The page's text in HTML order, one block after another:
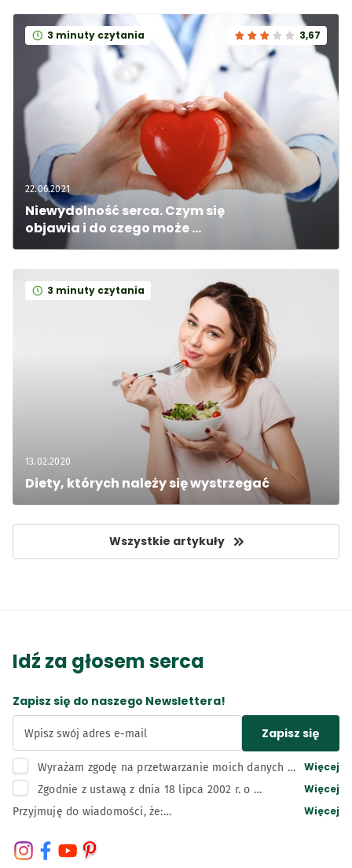
22.06.2021
Niewydolność serca. Czym się
objawia i do czego może
doprowadzić?
3 minuty czytania 3,67
13.02.2020
Diety, których należy się wystrzegać
3 minuty czytania
Wszystkie artykuły
Idź za głosem serca
Zapisz się do naszego Newslettera!
Wpisz swój adres e-mail Zapisz się
Wyrażam zgodę na przetwarzanie moich danych
osobowych, tj. adresu e-mail, przez administratora
celu związanym z działaniami marketingowymi
Więcej
Zgodnie z ustawą z dnia 18 lipca 2002 r. o
świadczeniu usług drogą elektroniczną wyrażam
przesyłanych przez Bunge Polska sp. z o.o. z
siedzibą w Kruszwicy drogą elektroniczną (e-mail,
Więcej
Przyjmuję do wiadomości, że:
Polska Spółka z ograniczoną odpowiedzialnością z
siedzibą w Kruszwicy, adres: 88-150 Kruszwica, ul.
Więcej